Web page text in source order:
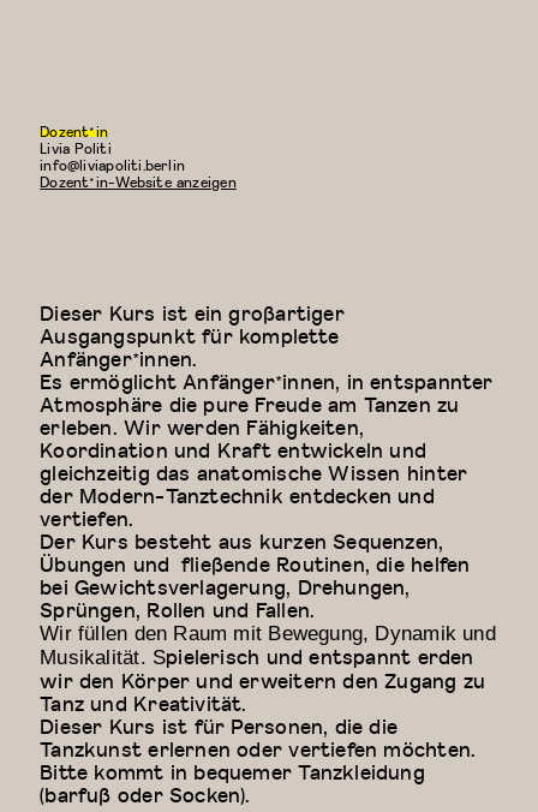
Dieser Kurs ist ein großartiger
Ausgangspunkt für komplette
Anfänger*innen.
Es ermöglicht Anfänger*innen, in entspannter
Atmosphäre die pure Freude am Tanzen zu
erleben. Wir werden Fähigkeiten,
Koordination und Kraft entwickeln und
gleichzeitig das anatomische Wissen hinter
der Modern-Tanztechnik entdecken und
vertiefen.
Der Kurs besteht aus kurzen Sequenzen,
Übungen und fließende Routinen, die helfen
bei Gewichtsverlagerung, Drehungen,
Sprüngen, Rollen und Fallen.
Wir füllen den Raum mit Bewegung, Dynamik und
Musikalität. Spielerisch und entspannt erden
wir den Körper und erweitern den Zugang zu
Tanz und Kreativität.
Dieser Kurs ist für Personen, die die
Tanzkunst erlernen oder vertiefen möchten.
Bitte kommt in bequemer Tanzkleidung
(barfuß oder Socken).
Dozent*in
Livia Politi
E-
Mail:
info@liviapoliti.berlin
Dozent*in-Website anzeigen